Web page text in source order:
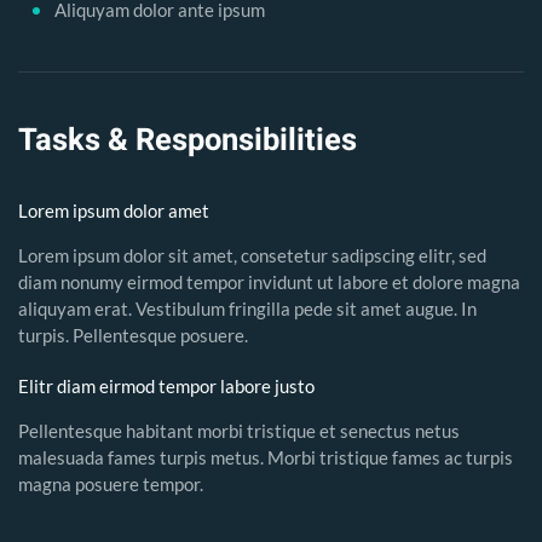
Aliquyam dolor ante ipsum
Tasks &Responsibilities
Lorem ipsum dolor amet
Lorem ipsum dolor sit amet, consetetur sadipscing elitr, sed
diam nonumy eirmod tempor invidunt ut labore et dolore magna
aliquyam erat. Vestibulum fringilla pede sit amet augue. In
turpis. Pellentesque posuere.
Elitr diam eirmod tempor labore justo
Pellentesque habitant morbi tristique et senectus netus
malesuada fames turpis metus. Morbi tristique fames ac turpis
magna posuere tempor.